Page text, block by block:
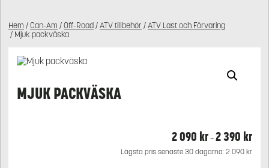
Hem /Can-Am /Off-Road/ATV tillbehör /ATV Last och Förvaring
/ Mjuk packväska
MJUK PACKVÄSKA
2 090 kr–2 390 kr
Lägsta pris senaste 30 dagarna: 2 090 kr